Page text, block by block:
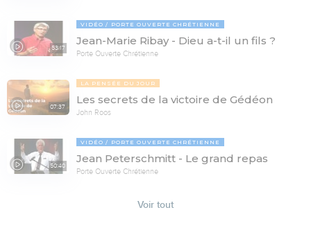
53:17
VIDÉO PORTE OUVERTE CHRÉTIENNE
Jean-Marie Ribay - Dieu a-t-il un fils ?
Porte Ouverte Chrétienne
07:37
LA PENSÉE DU JOUR
Les secrets de la victoire de Gédéon
John Roos
50:40
VIDÉO PORTE OUVERTE CHRÉTIENNE
Jean Peterschmitt - Le grand repas
Porte Ouverte Chrétienne
Voir tout